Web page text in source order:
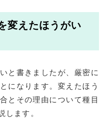
変えたほうがい
と書きましたが、厳密に
になります。変えたほう
とその理由について種目
します。